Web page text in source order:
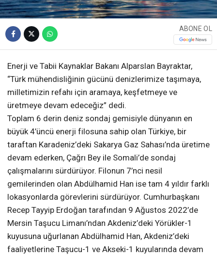
ABONE OL
Enerji ve Tabii Kaynaklar Bakanı Alparslan Bayraktar,
“Türk mühendisliğinin gücünü denizlerimize taşımaya,
milletimizin refahı için aramaya, keşfetmeye ve
üretmeye devam edeceğiz” dedi.
Toplam 6 derin deniz sondaj gemisiyle dünyanın en
büyük 4’üncü enerji filosuna sahip olan Türkiye, bir
taraftan Karadeniz’deki Sakarya Gaz Sahası’nda üretime
devam ederken, Çağrı Bey ile Somali’de sondaj
çalışmalarını sürdürüyor. Filonun 7’nci nesil
gemilerinden olan Abdülhamid Han ise tam 4 yıldır farklı
lokasyonlarda görevlerini sürdürüyor. Cumhurbaşkanı
Recep Tayyip Erdoğan tarafından 9 Ağustos 2022’de
Mersin Taşucu Limanı’ndan Akdeniz’deki Yörükler-1
kuyusuna uğurlanan Abdülhamid Han, Akdeniz’deki
faaliyetlerine Taşucu-1 ve Akseki-1 kuyularında devam